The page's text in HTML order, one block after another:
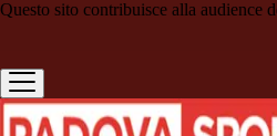
Questo sito contribuisce alla audience